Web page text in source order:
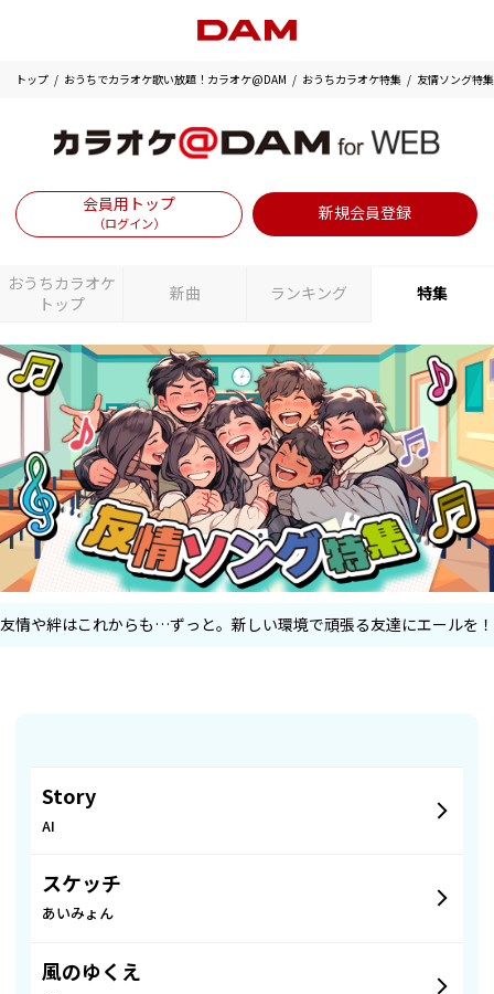
トップ おうちでカラオケ歌い放題！カラオケ@DAM おうちカラオケ特集 友情ソング特集
会員用トップ
（ログイン）
新規会員登録
おうちカラオケ
トップ
新曲 ランキング 特集
友情や絆はこれからも…ずっと。新しい環境で頑張る友達にエールを！
Story
AI
スケッチ
あいみょん
風のゆくえ